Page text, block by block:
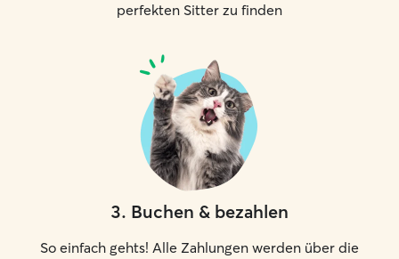
perfekten Sitter zu finden
3. Buchen & bezahlen
So einfach gehts! Alle Zahlungen werden über die